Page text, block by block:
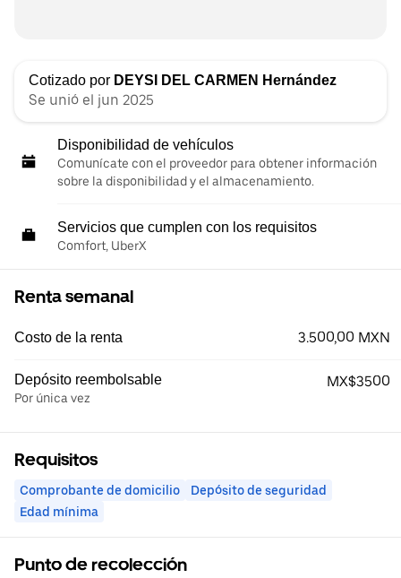
Cotizado por DEYSI DEL CARMEN Hernández
Se unió el jun 2025
Disponibilidad de vehículos
Comunícate con el proveedor para obtener información
sobre la disponibilidad y el almacenamiento.
Servicios que cumplen con los requisitos
Comfort, UberX
Renta semanal
Costo de la renta 3.500,00 MXN
Depósito reembolsable
Por única vez
MX$3500
Requisitos
Comprobante de domicilio
Depósito de seguridad
Edad mínima
Punto de recolección